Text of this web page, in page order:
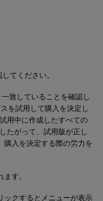
てください。
致していることを確認し
を試用して購入を決定し
用中に作成したすべての
たがって、試用版が正し
購入を決定する際の労力を
す。
ックするとメニューが表示